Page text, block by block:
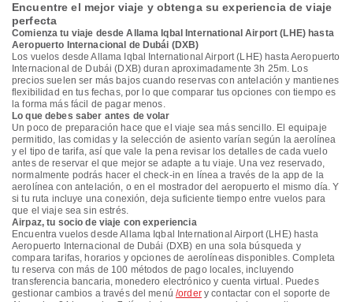
Encuentre el mejor viaje y obtenga su experiencia de viaje
perfecta
Comienza tu viaje desde Allama Iqbal International Airport (LHE) hasta
Aeropuerto Internacional de Dubái (DXB)
Los vuelos desde Allama Iqbal International Airport (LHE) hasta Aeropuerto
Internacional de Dubái (DXB) duran aproximadamente 3h 25m. Los
precios suelen ser más bajos cuando reservas con antelación y mantienes
flexibilidad en tus fechas, por lo que comparar tus opciones con tiempo es
la forma más fácil de pagar menos.
Lo que debes saber antes de volar
Un poco de preparación hace que el viaje sea más sencillo. El equipaje
permitido, las comidas y la selección de asiento varían según la aerolínea
y el tipo de tarifa, así que vale la pena revisar los detalles de cada vuelo
antes de reservar el que mejor se adapte a tu viaje. Una vez reservado,
normalmente podrás hacer el check-in en línea a través de la app de la
aerolínea con antelación, o en el mostrador del aeropuerto el mismo día. Y
si tu ruta incluye una conexión, deja suficiente tiempo entre vuelos para
que el viaje sea sin estrés.
Airpaz, tu socio de viaje con experiencia
Encuentra vuelos desde Allama Iqbal International Airport (LHE) hasta
Aeropuerto Internacional de Dubái (DXB) en una sola búsqueda y
compara tarifas, horarios y opciones de aerolíneas disponibles. Completa
tu reserva con más de 100 métodos de pago locales, incluyendo
transferencia bancaria, monedero electrónico y cuenta virtual. Puedes
gestionar cambios a través del menú/ordery contactar con el soporte de